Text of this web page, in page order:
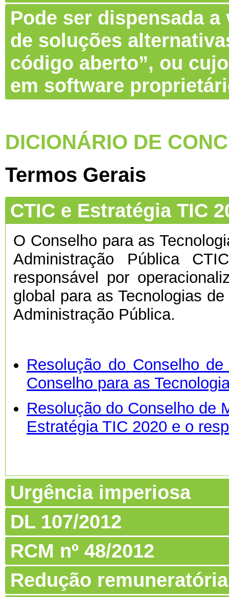
Pode ser dispensada
de soluções
código aberto”, ou
em software
DICIONÁRIO DE
Termos Gerais
CTIC e Estratégia TIC
O Conselho para as
Administração Pública
responsável por
global para as Tecnologias
Administração Pública.
Resolução do Conselho
Conselho para as
Resolução do Conselho de
Estratégia TIC 2020 e o
Urgência imperiosa
DL 107/2012
RCM nº 48/2012
Redução remuneratória